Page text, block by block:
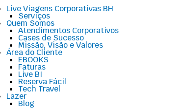
Live Viagens Corporativas BH
Serviços
Quem Somos
Atendimentos Corporativos
Cases de Sucesso
Missão, Visão e Valores
Área do Cliente
EBOOKS
Faturas
Live BI
Reserva Fácil
Tech Travel
Lazer
Blog